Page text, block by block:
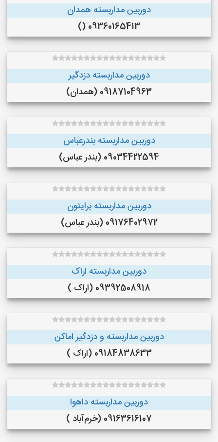
دوربین مداربسته همدان
09360165413 ()
دوربین مداربسته دزدگیر
09187104963 (همدان)
دوربین مداربسته بندرعباس
09034422594 (بندر عباس)
دوربین مداربسته برایتون
09176402972 (بندر عباس)
دوربین مداربسته اراک
09392508918 (اراک )
دوربین مداربسته و دزدگیر اماکن
09184838633 (اراک )
دوربین مداربسته داهوا
09163616107 (خرم‌آباد )